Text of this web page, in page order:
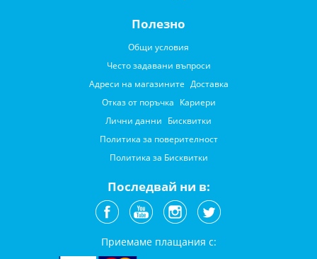
Полезно
Общи условия
Често задавани въпроси
Адреси на магазините Доставка
Отказ от поръчка Кариери
Лични данни Бисквитки
Политика за поверителност
Политика за Бисквитки
Последвай ни в:
Приемаме плащания с: